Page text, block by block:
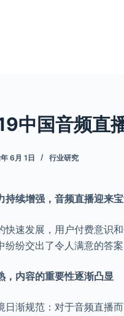
中国音频直
6月 1日 行业研究
持续增强，音频直播迎来
快速发展，用户付费意识
纷纷交出了令人满意的答
，内容的重要性逐渐凸显
日渐规范：对于音频直播